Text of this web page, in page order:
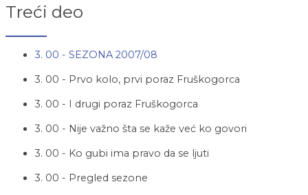
Treći deo
3. 00 - SEZONA 2007/08
3. 00 - Prvo kolo, prvi poraz Fruškogorca
3. 00 - I drugi poraz Fruškogorca
3. 00 - Nije važno šta se kaže već ko govori
3. 00 - Ko gubi ima pravo da se ljuti
3. 00 - Pregled sezone